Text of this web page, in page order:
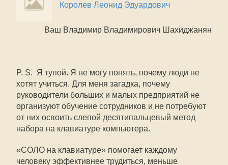
Королев Леонид Эдуардович
Ваш Владимир Владимирович Шахиджанян
P. S. Я тупой. Я не могу понять, почему люди не
хотят учиться. Для меня загадка, почему
руководители больших и малых предприятий не
организуют обучение сотрудников и не потребуют
от них освоить слепой десятипальцевый метод
набора на клавиатуре компьютера.
«СОЛО на клавиатуре» помогает каждому
человеку эффективнее трудиться, меньше